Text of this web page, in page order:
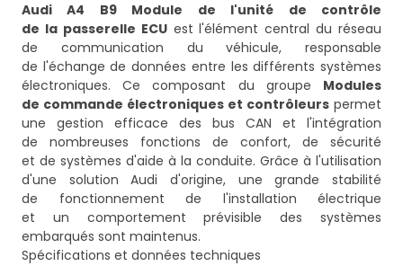
Audi A4 B9 Module de l'unité de contrôle
de la passerelle ECUest l'élément central du réseau
de communication du véhicule, responsable
de l'échange de données entre les différents systèmes
électroniques. Ce composant du groupe Modules
de commande électroniques et contrôleurs permet
une gestion efficace des bus CAN et l'intégration
de nombreuses fonctions de confort, de sécurité
et de systèmes d'aide à la conduite. Grâce à l'utilisation
d'une solution Audi d'origine, une grande stabilité
de fonctionnement de l'installation électrique
et un comportement prévisible des systèmes
embarqués sont maintenus.
Spécifications et données techniques